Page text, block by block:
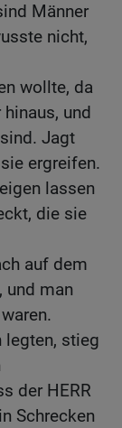
Männer
nicht,
wollte, da
und
Jagt
ergreifen.
lassen
die sie
auf dem
und man
legten, stieg
der HERR
Schrecken